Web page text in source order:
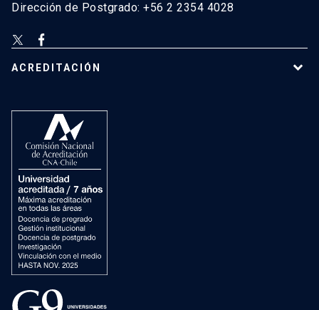
Dirección de Postgrado: +56 2 2354 4028
ACREDITACIÓN